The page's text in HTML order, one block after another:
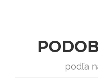
podľa